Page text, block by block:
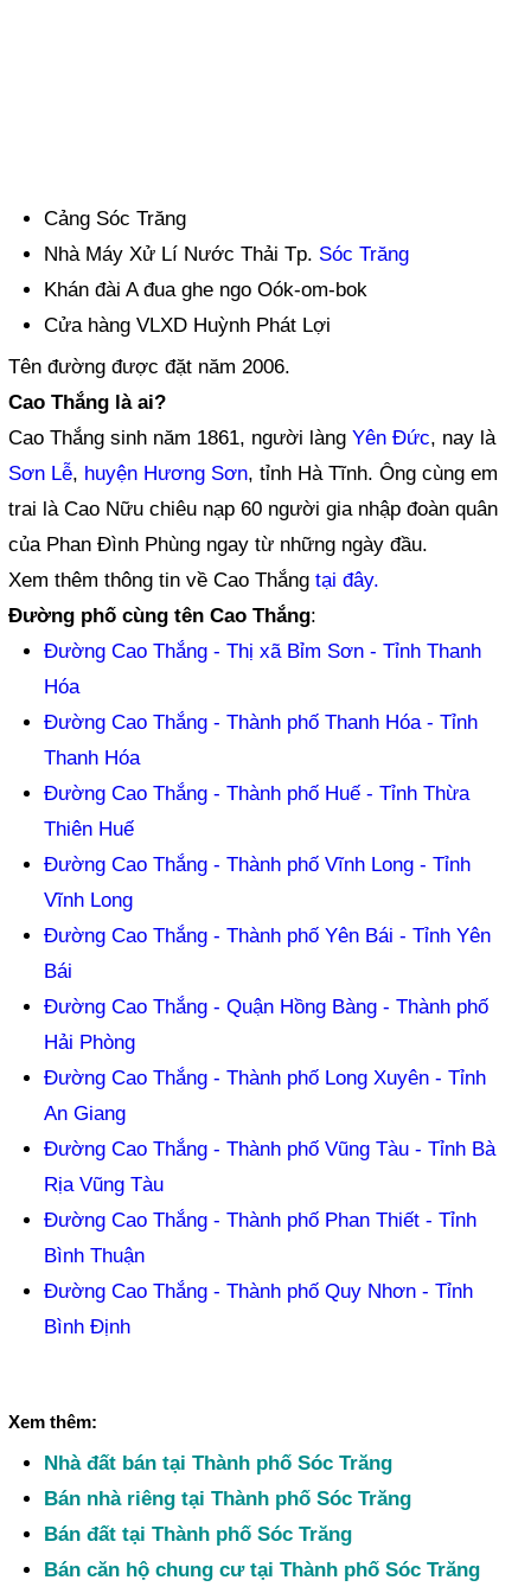
Cảng Sóc Trăng
Nhà Máy Xử Lí Nước Thải Tp. Sóc Trăng
Khán đài A đua ghe ngo Oók-om-bok
Cửa hàng VLXD Huỳnh Phát Lợi
Tên đường được đặt năm 2006.
Cao Thắng là ai?
Cao Thắng sinh năm 1861, người làngYên Đức, nay là
Sơn Lễ, huyện Hương Sơn, tỉnh Hà Tĩnh. Ông cùng em
trai là Cao Nữu chiêu nạp 60 người gia nhập đoàn quân
của Phan Đình Phùng ngay từ những ngày đầu.
Xem thêm thông tin về Cao Thắngtại đây.
Đường phố cùng tên Cao Thắng:
Đường Cao Thắng - Thị xã Bỉm Sơn - Tỉnh Thanh
Hóa
Đường Cao Thắng - Thành phố Thanh Hóa - Tỉnh
Thanh Hóa
Đường Cao Thắng - Thành phố Huế - Tỉnh Thừa
Thiên Huế
Đường Cao Thắng - Thành phố Vĩnh Long - Tỉnh
Vĩnh Long
Đường Cao Thắng - Thành phố Yên Bái - Tỉnh Yên
Bái
Đường Cao Thắng - Quận Hồng Bàng - Thành phố
Hải Phòng
Đường Cao Thắng - Thành phố Long Xuyên - Tỉnh
An Giang
Đường Cao Thắng - Thành phố Vũng Tàu - Tỉnh Bà
Rịa Vũng Tàu
Đường Cao Thắng - Thành phố Phan Thiết - Tỉnh
Bình Thuận
Đường Cao Thắng - Thành phố Quy Nhơn - Tỉnh
Bình Định
Xem thêm:
Nhà đất bán tại Thành phố Sóc Trăng
Bán nhà riêng tại Thành phố Sóc Trăng
Bán đất tại Thành phố Sóc Trăng
Bán căn hộ chung cư tại Thành phố Sóc Trăng